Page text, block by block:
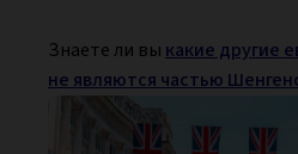
Знаете ли вы какие другие
не являются частью